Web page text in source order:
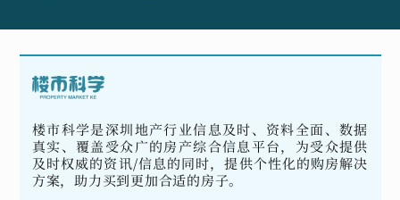
楼市科学是深圳地产行业信息及时、资料全面、数据
真实、覆盖受众广的房产综合信息平台，为受众提供
及时权威的资讯/信息的同时，提供个性化的购房解决
方案，助力买到更加合适的房子。